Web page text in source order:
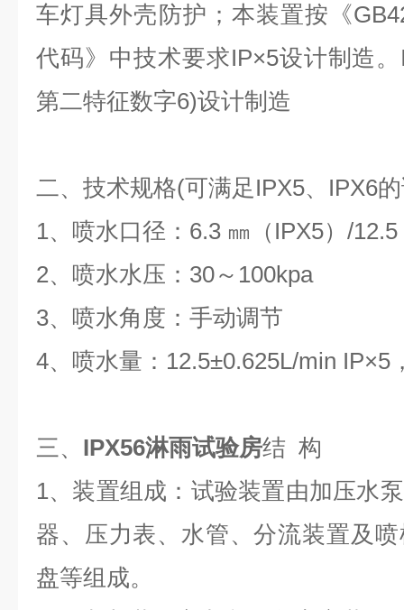
车灯具外壳防护；本装置按《
代码》中技术要求IP×5设计制造
第二特征数字6)设计制造
二、技术规格(可满足IPX5、IPX6
1、喷水口径：6.3 ㎜（IPX5）/
2、喷水水压：30～100kpa
3、喷水角度：手动调节
4、喷水量：12.5±0.625L/min IP×5
三、 IPX56淋雨试验房结 构
1、装置组成：试验装置由加压水
器、压力表、水管、分流装置及
盘等组成。